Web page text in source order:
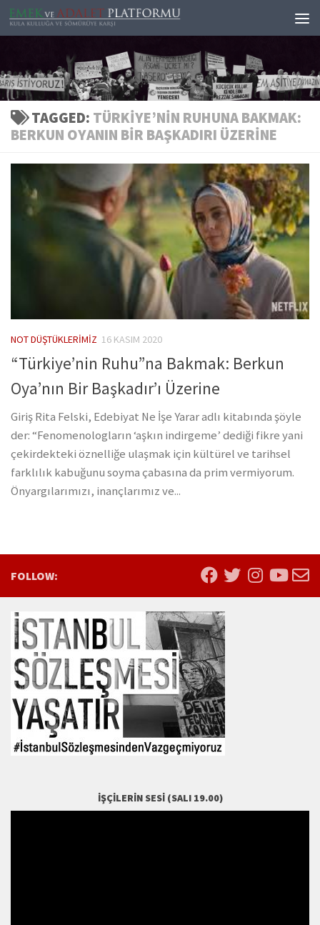
Skip to content
TAGGED: TÜRKIYE’NIN RUHUNA BAKMAK:
BERKUN OYANIN BIR BAŞKADIRI ÜZERINE
NOT DÜŞTÜKLERIMIZ 16 KASIM 2020
“Türkiye’nin Ruhu”na Bakmak: Berkun
Oya’nın Bir Başkadır’ı Üzerine
Giriş Rita Felski, Edebiyat Ne İşe Yarar adlı kitabında şöyle
der: “Fenomenologların ‘aşkın indirgeme’ dediği fikre yani
çekirdekteki öznelliğe ulaşmak için kültürel ve tarihsel
farklılık kabuğunu soyma çabasına da prim vermiyorum.
Önyargılarımızı, inançlarımız ve...
FOLLOW:
İŞÇILERIN SESI (SALI 19.00)